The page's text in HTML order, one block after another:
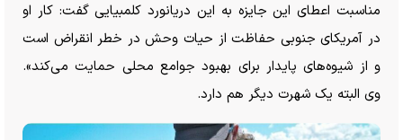
مناسبت اعطای این جایزه به این دریانورد کلمبیایی گفت: کار او
در آمریکای جنوبی حفاظت از حیات وحش در خطر انقراض است
و از شیوه‌های پایدار برای بهبود جوامع محلی حمایت می‌کند».
وی البته یک شهرت دیگر هم دارد.